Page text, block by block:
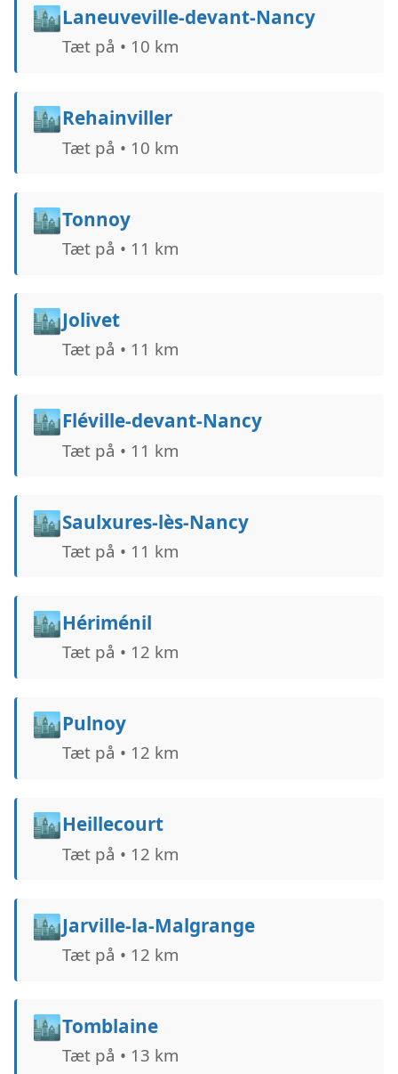
🏙️Laneuveville-devant-Nancy
Tæt på • 10 km
🏙️Rehainviller
Tæt på • 10 km
🏙️Tonnoy
Tæt på • 11 km
🏙️Jolivet
Tæt på • 11 km
🏙️Fléville-devant-Nancy
Tæt på • 11 km
🏙️Saulxures-lès-Nancy
Tæt på • 11 km
🏙️Hériménil
Tæt på • 12 km
🏙️Pulnoy
Tæt på • 12 km
🏙️Heillecourt
Tæt på • 12 km
🏙️Jarville-la-Malgrange
Tæt på • 12 km
🏙️Tomblaine
Tæt på • 13 km